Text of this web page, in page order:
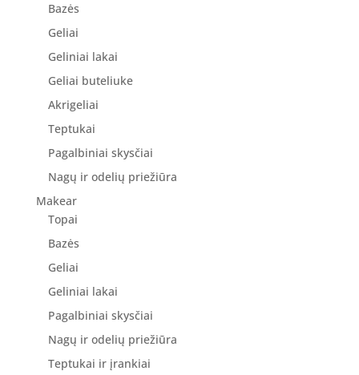
Bazės
Geliai
Geliniai lakai
Geliai buteliuke
Akrigeliai
Teptukai
Pagalbiniai skysčiai
Nagų ir odelių priežiūra
Makear
Topai
Bazės
Geliai
Geliniai lakai
Pagalbiniai skysčiai
Nagų ir odelių priežiūra
Teptukai ir įrankiai